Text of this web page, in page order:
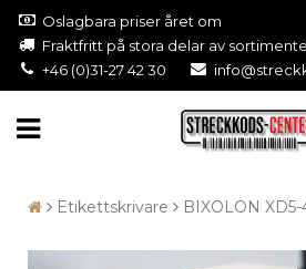
Oslagbara priser året om
Fraktfritt på stora delar av
+46 (0)31-27 42 30
Etikettskrivare BIXOLON